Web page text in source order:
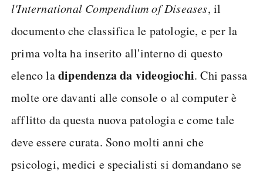
l'International Compendium of Diseases, il
documento che classifica le patologie, e per la
prima volta ha inserito all'interno di questo
elenco ladipendenza da videogiochi. Chi passa
molte ore davanti alle console o al computer è
afflitto da questa nuova patologia e come tale
deve essere curata. Sono molti anni che
psicologi, medici e specialisti si domandano se